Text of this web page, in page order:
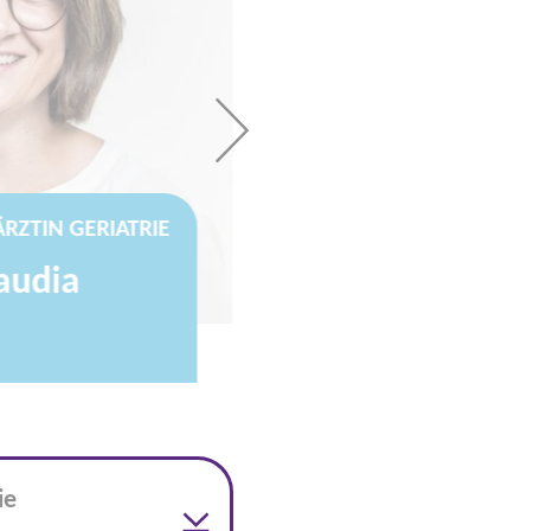
GERIATRIE